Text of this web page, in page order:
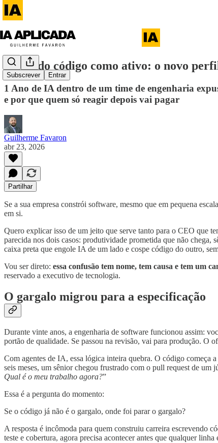
Subscrever Entrar
O fim do código como ativo: o novo
1 Ano de IA dentro de um time de engenharia
e por que quem só reagir depois vai pagar
Guilherme Favaron
abr 23, 2026
Partilhar
Se a sua empresa constrói software, mesmo que em pequena
em si.
Quero explicar isso de um jeito que serve tanto para o CEO que
parecida nos dois casos: produtividade prometida que não chega,
caixa preta que engole IA de um lado e cospe código do outro,
Vou ser direto: essa confusão tem nome, tem causa e tem um
reservado a executivo de tecnologia.
O gargalo migrou para a especificação
Durante vinte anos, a engenharia de software funcionou assim:
portão de qualidade. Se passou na revisão, vai para produção. O
Com agentes de IA, essa lógica inteira quebra. O código começa
seis meses, um sênior chegou frustrado com o pull request de um
Qual é o meu trabalho agora?”
Essa é a pergunta do momento:
Se o código já não é o gargalo, onde foi parar o gargalo?
A resposta é incômoda para quem construiu carreira escrevendo
teste e cobertura, agora precisa acontecer antes que qualquer linha